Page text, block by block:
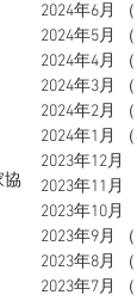
2024年6月
2024年5月
2024年4月
2024年3月
2024年2月
2024年1月
2023年12月
2023年11月
2023年10月
2023年9月
2023年8月
2023年7月